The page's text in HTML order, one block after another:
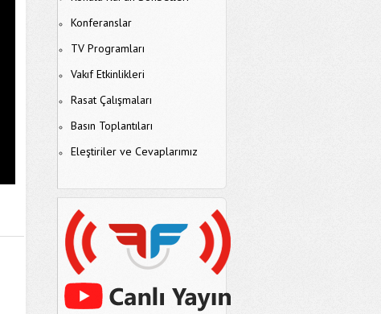
Konferanslar
TV Programları
Vakıf Etkinlikleri
Rasat Çalışmaları
Basın Toplantıları
Eleştiriler ve Cevaplarımız